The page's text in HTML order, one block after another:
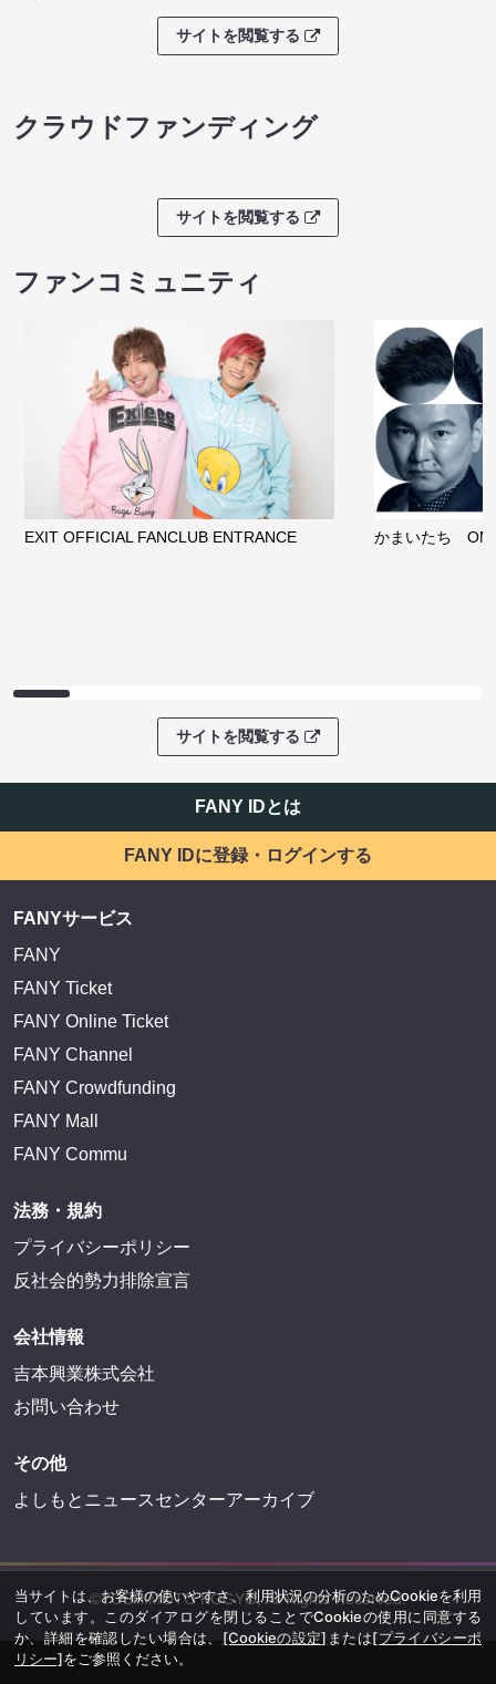
サイトを閲覧する
クラウドファンディング
サイトを閲覧する
ファンコミュニティ
EXIT OFFICIAL FANCLUB ENTRANCE かまいたち
サイトを閲覧する
FANY IDとは
FANY IDに登録・ログインする
FANYサービス
FANY
FANY Ticket
FANY Online Ticket
FANY Channel
FANY Crowdfunding
FANY Mall
FANY Commu
法務・規約
プライバシーポリシー
反社会的勢力排除宣言
会社情報
吉本興業株式会社
お問い合わせ
その他
よしもとニュースセンターアーカイブ
©YOSHIMOTO KOGYO, All Rights Reserved.
当サイトは、お客様の使いやすさ、利用状況の分析のためCookieを利用
しています。このダイアログを閉じることでCookieの使用に同意する
か、詳細を確認したい場合は、 [Cookieの設定] または[プライバシーポ
リシー]をご参照ください。